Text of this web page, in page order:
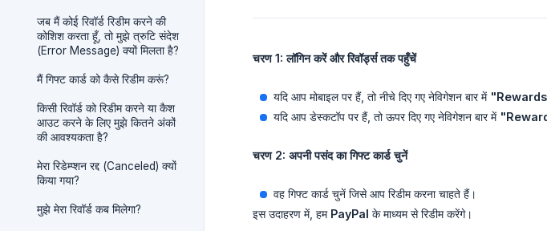
जब मैं कोई रिवॉर्ड रिडीम करने की
कोशिश करता हूँ, तो मुझे त्रुटि संदेश
(Error Message) क्यों मिलता है?
मैं गिफ्ट कार्ड को कैसे रिडीम करूं?
किसी रिवॉर्ड को रिडीम करने या कैश
आउट करने के लिए मुझे कितने अंकों
की आवश्यकता है?
मेरा रिडेम्प्शन रद्द (Canceled) क्यों
किया गया?
मुझे मेरा रिवॉर्ड कब मिलेगा?
चरण 1: लॉगिन करें और रिवॉर्ड्स तक पहुँचें
यदि आप मोबाइल पर हैं, तो नीचे दिए गए नेविगेशन बार में
यदि आप डेस्कटॉप पर हैं, तो ऊपर दिए गए नेविगेशन बार में
चरण 2: अपनी पसंद का गिफ्ट कार्ड चुनें
वह गिफ्ट कार्ड चुनें जिसे आप रिडीम करना चाहते हैं।
इस उदाहरण में, हम PayPal के माध्यम से रिडीम करेंगे।